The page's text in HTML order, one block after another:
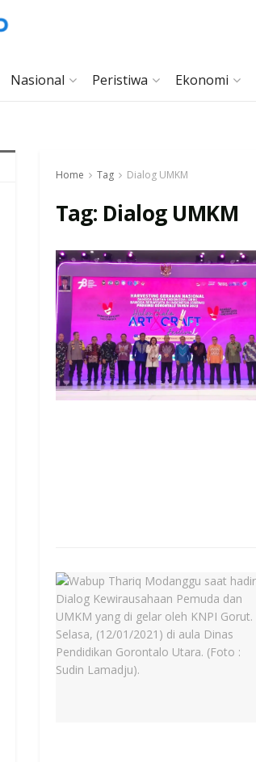
Nasional Peristiwa Ekonomi
Home Tag Dialog UMKM
Tag: Dialog UMKM